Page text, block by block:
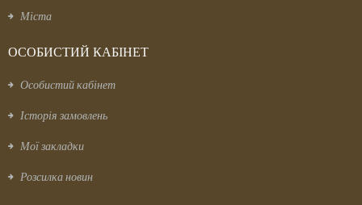
Міста
ОСОБИСТИЙ КАБІНЕТ
Особистий кабінет
Історія замовлень
Мої закладки
Розсилка новин